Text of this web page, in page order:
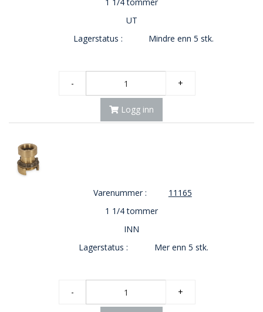
UT
Lagerstatus :
Mindre enn 5 stk.
- +
Logg inn
Varenummer :
11165
1 1/4 tommer
INN
Lagerstatus :
Mer enn 5 stk.
- +